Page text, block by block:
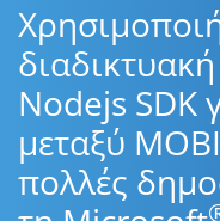
Nodejs SDK
μεταξύ
πολλές